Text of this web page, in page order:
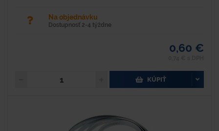
Na objednávku
Dostupnosť 2-4 týždne
0,60 €
KÚPIŤ